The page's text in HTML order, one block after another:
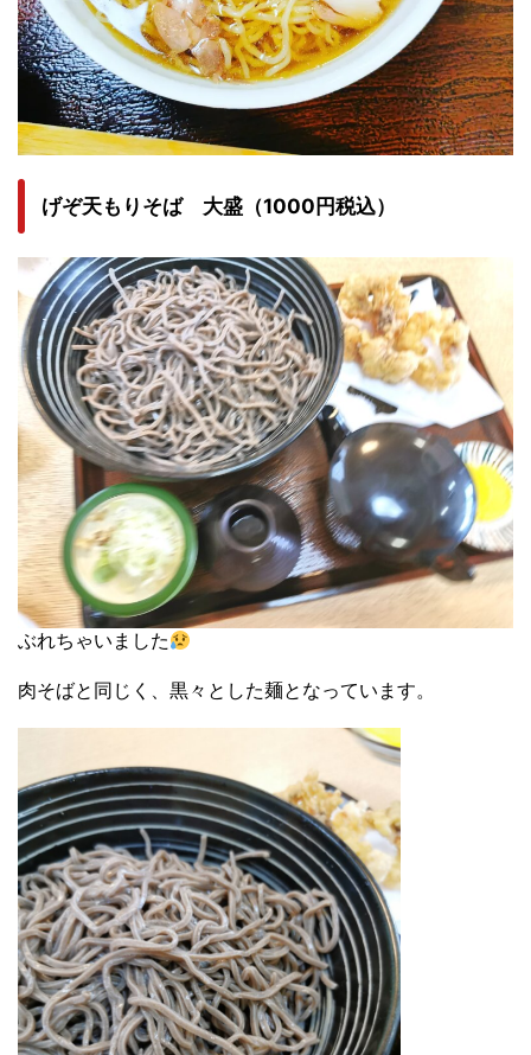
げぞ天もりそば 大盛（1000円税込）
ぶれちゃいました
肉そばと同じく、黒々とした麺となっています。